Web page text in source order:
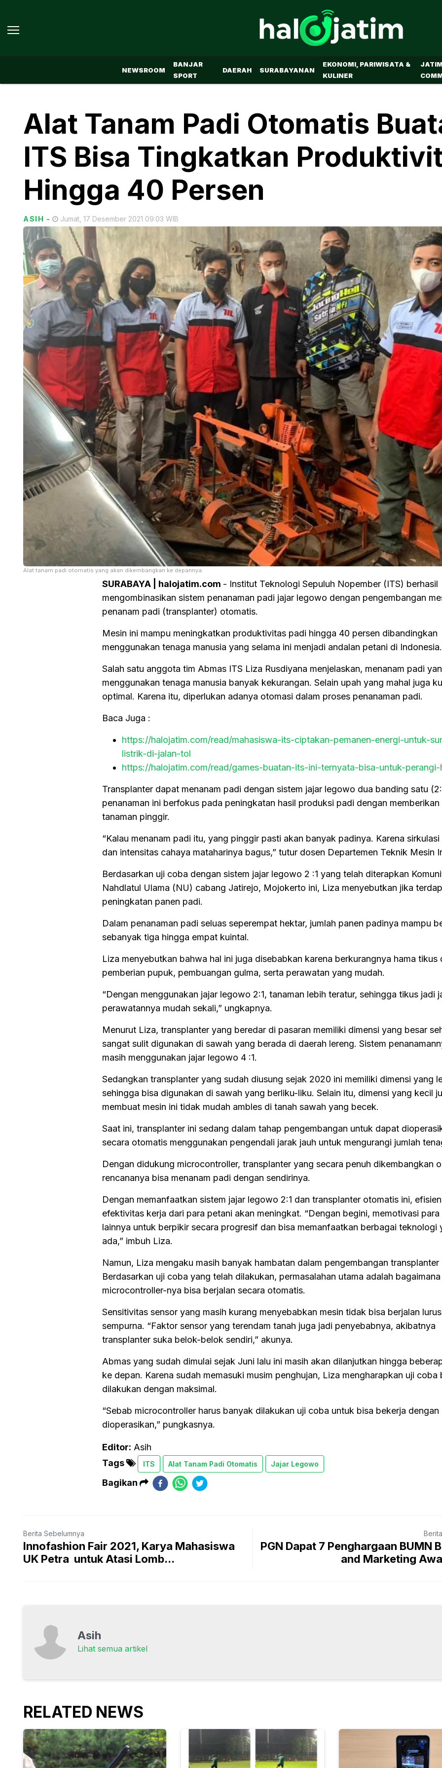
NEWSROOM
BANJAR
SPORT
DAERAH SURABAYANAN
EKONOMI, PARIWISATA &
KULINER
Alat Tanam Padi Otomatis
ITS Bisa Tingkatkan
Hingga 40 Persen
ASIH - Jumat, 17 Desember 2021 09:03 WIB
Alat tanam padi otomatis yang akan dikembangkan ke depannya.
SURABAYA | halojatim.com - Institut Teknologi Sepuluh Nopember (ITS) berhasil
mengombinasikan sistem penanaman padi jajar legowo dengan pengembangan
penanam padi (transplanter) otomatis.
Mesin ini mampu meningkatkan produktivitas padi hingga 40 persen dibandingkan
menggunakan tenaga manusia yang selama ini menjadi andalan petani di Indonesia.
Salah satu anggota tim Abmas ITS Liza Rusdiyana menjelaskan, menanam padi
menggunakan tenaga manusia banyak kekurangan. Selain upah yang mahal juga
optimal. Karena itu, diperlukan adanya otomasi dalam proses penanaman padi.
Baca Juga :
https://halojatim.com/read/mahasiswa-its-ciptakan-pemanen-energi-untuk-
listrik-di-jalan-tol
https://halojatim.com/read/games-buatan-its-ini-ternyata-bisa-untuk-perangi-
Transplanter dapat menanam padi dengan sistem jajar legowo dua banding satu
penanaman ini berfokus pada peningkatan hasil produksi padi dengan memberikan
tanaman pinggir.
“Kalau menanam padi itu, yang pinggir pasti akan banyak padinya. Karena sirkulasi
dan intensitas cahaya mataharinya bagus,” tutur dosen Departemen Teknik Mesin
Berdasarkan uji coba dengan sistem jajar legowo 2 :1 yang telah diterapkan
Nahdlatul Ulama (NU) cabang Jatirejo, Mojokerto ini, Liza menyebutkan jika
peningkatan panen padi.
Dalam penanaman padi seluas seperempat hektar, jumlah panen padinya mampu
sebanyak tiga hingga empat kuintal.
Liza menyebutkan bahwa hal ini juga disebabkan karena berkurangnya hama tikus
pemberian pupuk, pembuangan gulma, serta perawatan yang mudah.
“Dengan menggunakan jajar legowo 2:1, tanaman lebih teratur, sehingga tikus jadi
perawatannya mudah sekali,” ungkapnya.
Menurut Liza, transplanter yang beredar di pasaran memiliki dimensi yang besar
sangat sulit digunakan di sawah yang berada di daerah lereng. Sistem
masih menggunakan jajar legowo 4 :1.
Sedangkan transplanter yang sudah diusung sejak 2020 ini memiliki dimensi yang
sehingga bisa digunakan di sawah yang berliku-liku. Selain itu, dimensi yang kecil
membuat mesin ini tidak mudah ambles di tanah sawah yang becek.
Saat ini, transplanter ini sedang dalam tahap pengembangan untuk dapat
secara otomatis menggunakan pengendali jarak jauh untuk mengurangi jumlah
Dengan didukung microcontroller, transplanter yang secara penuh dikembangkan
rencananya bisa menanam padi dengan sendirinya.
Dengan memanfaatkan sistem jajar legowo 2:1 dan transplanter otomatis ini,
efektivitas kerja dari para petani akan meningkat. “Dengan begini, memotivasi para
lainnya untuk berpikir secara progresif dan bisa memanfaatkan berbagai teknologi
ada,” imbuh Liza.
Namun, Liza mengaku masih banyak hambatan dalam pengembangan transplanter
Berdasarkan uji coba yang telah dilakukan, permasalahan utama adalah
microcontroller-nya bisa berjalan secara otomatis.
Sensitivitas sensor yang masih kurang menyebabkan mesin tidak bisa berjalan
sempurna. “Faktor sensor yang terendam tanah juga jadi penyebabnya, akibatnya
transplanter suka belok-belok sendiri,” akunya.
Abmas yang sudah dimulai sejak Juni lalu ini masih akan dilanjutkan hingga
ke depan. Karena sudah memasuki musim penghujan, Liza mengharapkan uji coba
dilakukan dengan maksimal.
“Sebab microcontroller harus banyak dilakukan uji coba untuk bisa bekerja dengan
dioperasikan,” pungkasnya.
Editor: Asih
Tags
ITS Alat Tanam Padi Otomatis Jajar Legowo
Bagikan
Berita Sebelumnya
Innofashion Fair 2021, Karya Mahasiswa
UK Petra untuk Atasi Lomb...
PGN Dapat 7 Penghargaan BUMN
and Marketing
Asih
Lihat semua artikel
RELATED NEWS